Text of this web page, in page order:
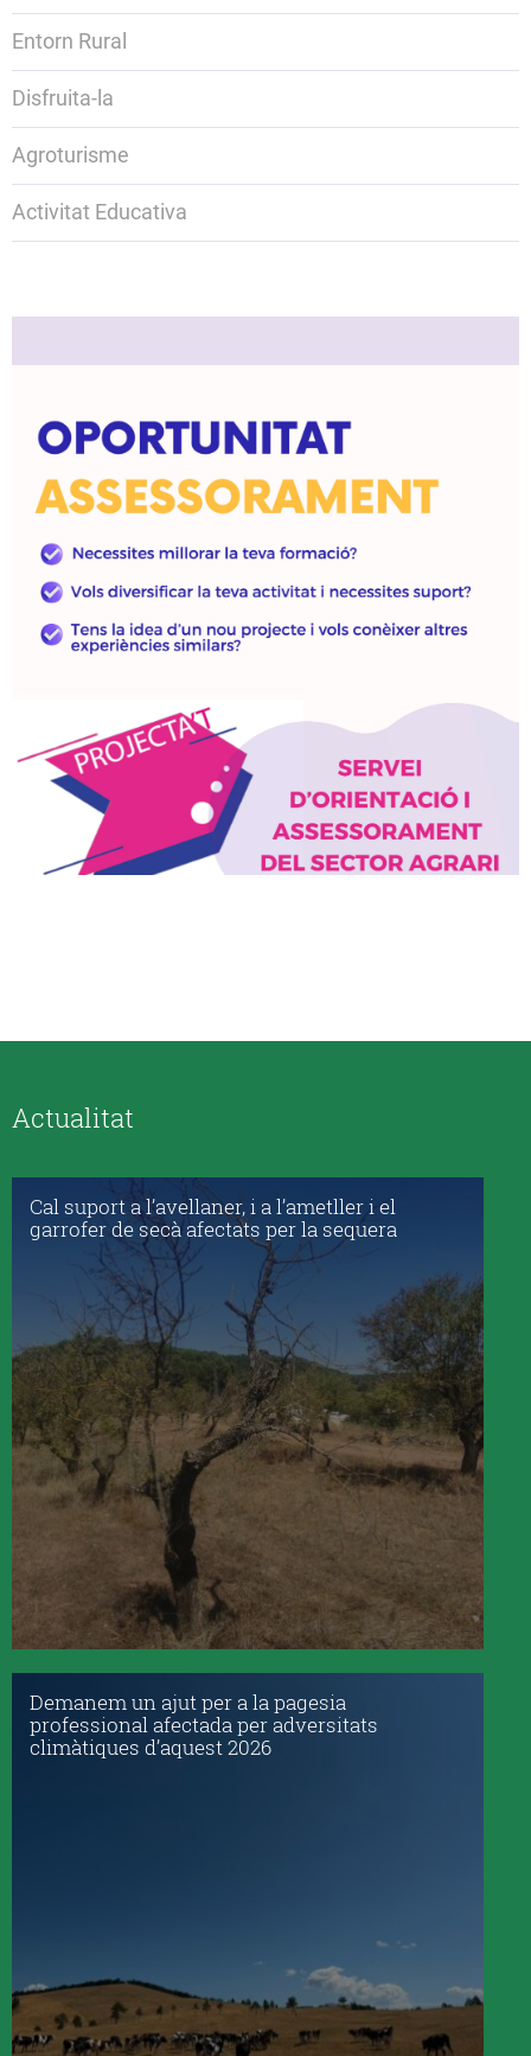
Entorn Rural
Disfruita-la
Agroturisme
Activitat Educativa
Actualitat
Cal suport a l’avellaner, i a l’ametller i el
garrofer de secà afectats per la sequera
Demanem un ajut per a la pagesia
professional afectada per adversitats
climàtiques d’aquest 2026